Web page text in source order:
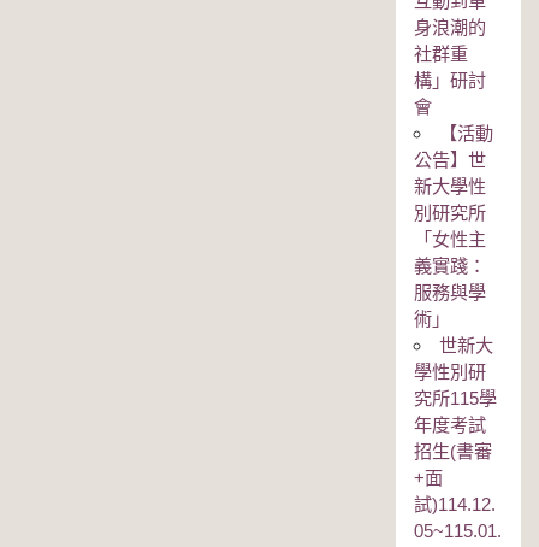
身浪潮的
社群重
構」研討
會
【活動
公告】世
新大學性
別研究所
「女性主
義實踐：
服務與學
術」
世新大
學性別研
究所115學
年度考試
招生(書審
+面
試)114.12.
05~115.01.